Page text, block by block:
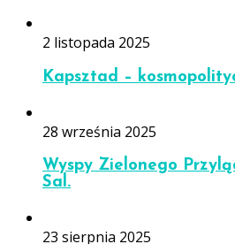
2 listopada 2025
Kapsztad –
28 września 2025
Wyspy Zielonego
Sal.
23 sierpnia 2025